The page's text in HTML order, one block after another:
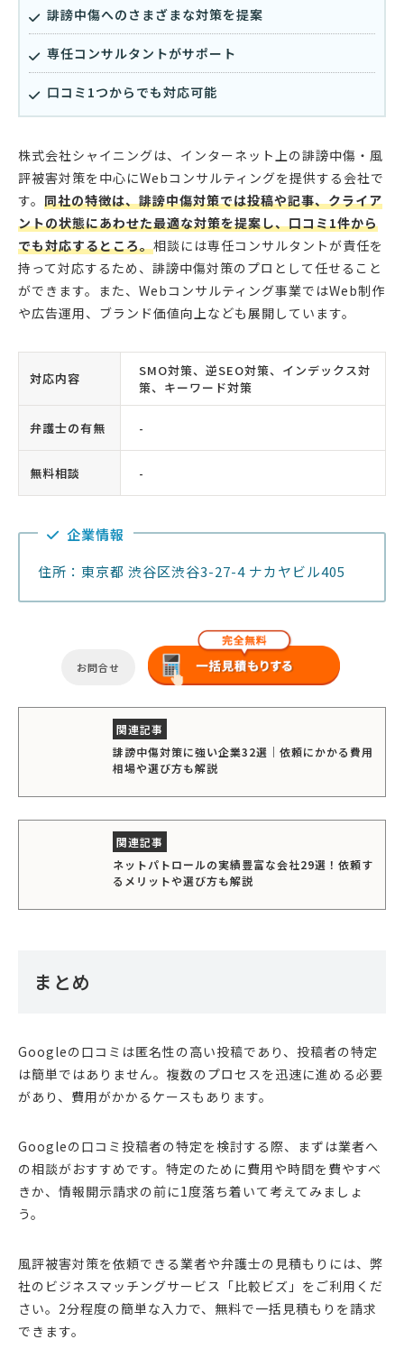
誹謗中傷へのさまざまな対策を提案
専任コンサルタントがサポート
口コミ1つからでも対応可能
株式会社シャイニングは、インターネット上の誹謗中傷・風
評被害対策を中心にWebコンサルティングを提供する会社で
す。 同社の特徴は、誹謗中傷対策では投稿や記事、クライア
ントの状態にあわせた最適な対策を提案し、口コミ1件から
でも対応するところ。相談には専任コンサルタントが責任を
持って対応するため、誹謗中傷対策のプロとして任せること
ができます。また、Webコンサルティング事業ではWeb制作
や広告運用、ブランド価値向上なども展開しています。
対応内容
SMO対策、逆SEO対策、インデックス対
策、キーワード対策
弁護士の有無 -
無料相談 -
企業情報
住所：東京都 渋谷区渋谷3-27-4 ナカヤビル405
お問合せ
誹謗中傷対策に強い企業32選｜依頼にかかる費用
相場や選び方も解説
ネットパトロールの実績豊富な会社29選！依頼す
るメリットや選び方も解説
まとめ
Googleの口コミは匿名性の高い投稿であり、投稿者の特定
は簡単ではありません。複数のプロセスを迅速に進める必要
があり、費用がかかるケースもあります。
Googleの口コミ投稿者の特定を検討する際、まずは業者へ
の相談がおすすめです。特定のために費用や時間を費やすべ
きか、情報開示請求の前に1度落ち着いて考えてみましょ
う。
風評被害対策を依頼できる業者や弁護士の見積もりには、弊
社のビジネスマッチングサービス「比較ビズ」をご利用くだ
さい。2分程度の簡単な入力で、無料で一括見積もりを請求
できます。